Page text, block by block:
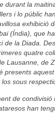
durant la
i lo públic
exhibició
(Índia), que
de la Diada.
quatre
Lausanne, de
presents
sous
de condivisió i
han